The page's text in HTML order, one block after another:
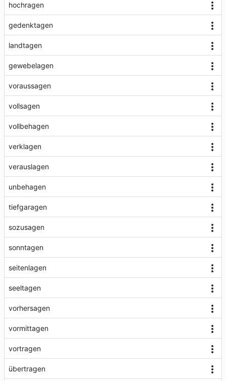
hochragen
gedenktagen
landtagen
gewebelagen
voraussagen
vollsagen
vollbehagen
verklagen
verauslagen
unbehagen
tiefgaragen
sozusagen
sonntagen
seitenlagen
seeltagen
vorhersagen
vormittagen
vortragen
übertragen